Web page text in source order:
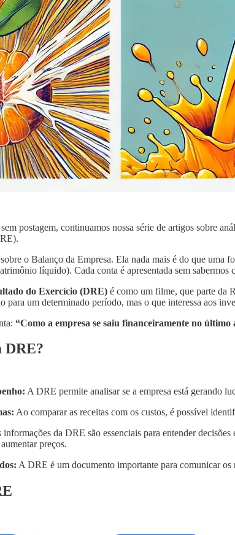
postagem, continuamos nossa série de artigos sobre
o Balanço da Empresa. Ela nada mais é do que uma
líquido). Cada conta é apresentada sem
do Exercício (DRE) é como um filme, que parte da
para um determinado período, mas o que interessa aos
“Como a empresa se saiu financeiramente no último
DRE?
A DRE permite analisar se a empresa está gerando
Ao comparar as receitas com os custos, é possível
informações da DRE são essenciais para entender
preços.
A DRE é um documento importante para comunicar os